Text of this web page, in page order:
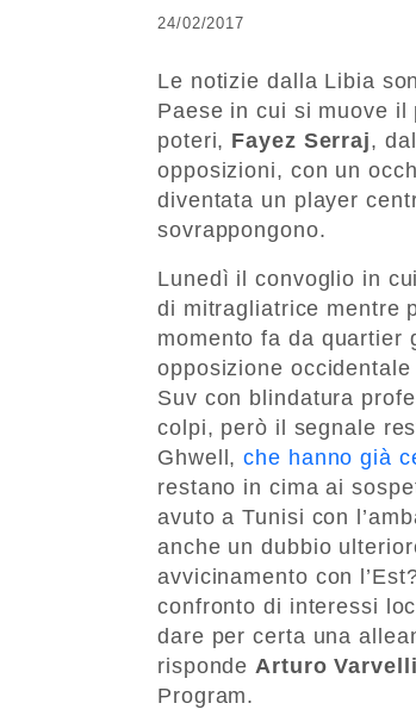
24/02/2017
Le notizie dalla Libia
Paese in cui si muove il
poteri, Fayez Serraj,
opposizioni, con un
diventata un player
sovrappongono.
Lunedì il convoglio in
di mitragliatrice mentre
momento fa da quartier
opposizione
Suv con blindatura
colpi, però il segnale
Ghwell,che hanno già
restano in cima ai
avuto a Tunisi con
anche un dubbio
avvicinamento con
confronto di interessi
dare per certa una
risponde Arturo Varvelli
Program.